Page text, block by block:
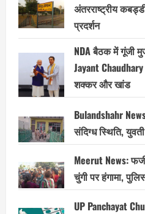
अंतरराष्ट्रीय
प्रदर्शन
NDA बैठक में गूंजी
Jayant
शक्कर और खांड
Bulandshahr
संदिग्ध स्थिति,
Meerut News:
चुंगी पर हंगामा,
UP Panchayat